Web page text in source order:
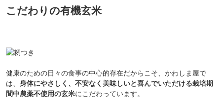
こだわりの有機玄米
健康のための日々の食事の中心的存在だからこそ、かわしま屋で
は、 身体にやさしく、不安なく美味しいと喜んでいただける栽培期
間中農薬不使用の玄米にこだわっています。